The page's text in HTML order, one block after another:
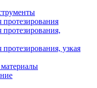
узкая
материалы